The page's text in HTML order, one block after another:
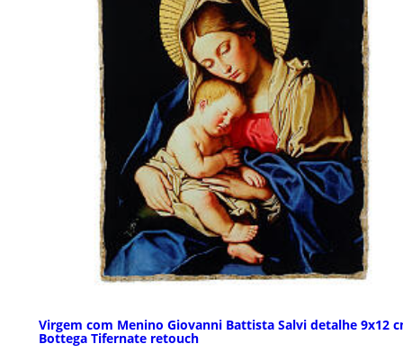
Virgem com Menino Giovanni Battista Salvi detalhe 9x12
Bottega Tifernate retouch